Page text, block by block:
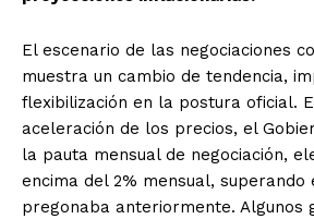
El escenario de las negociaciones
muestra un cambio de tendencia,
flexibilización en la postura oficial.
aceleración de los precios, el
la pauta mensual de negociación,
encima del 2% mensual, superando
pregonaba anteriormente. Algunos